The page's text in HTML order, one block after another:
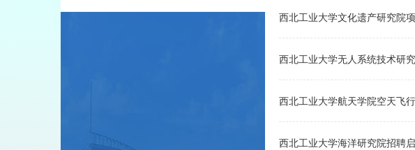
西北工业大学文化遗产研究院
西北工业大学无人系统技术研
西北工业大学航天学院空天飞
西北工业大学海洋研究院招聘